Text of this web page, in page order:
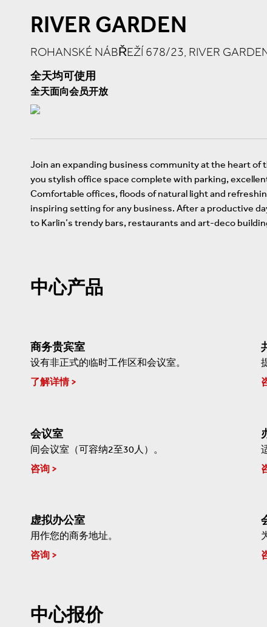
RIVER GARDEN
ROHANSKÉ NÁBŘEŽÍ 678/23, RIVER
全天均可使用
全天面向会员开放
Join an expanding business community at the heart
you stylish office space complete with parking,
Comfortable offices, floods of natural light and
inspiring setting for any business. After a productive
to Karlin’s trendy bars, restaurants and art-deco
中心产品
商务贵宾室
设有非正式的临时工作区和会议室。
了解详情
会议室
间会议室（可容纳2至30人）。
咨询
虚拟办公室
用作您的商务地址。
咨询
中心报价